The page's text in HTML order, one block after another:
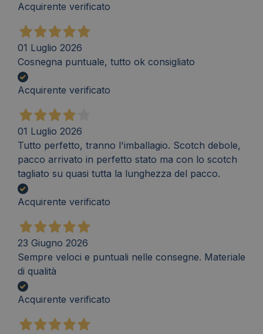
Acquirente verificato
01 Luglio 2026
Cosnegna puntuale, tutto ok consigliato
Acquirente verificato
01 Luglio 2026
Tutto perfetto, tranno l'imballagio. Scotch debole,
pacco arrivato in perfetto stato ma con lo scotch
tagliato su quasi tutta la lunghezza del pacco.
Acquirente verificato
23 Giugno 2026
Sempre veloci e puntuali nelle consegne. Materiale
di qualità
Acquirente verificato